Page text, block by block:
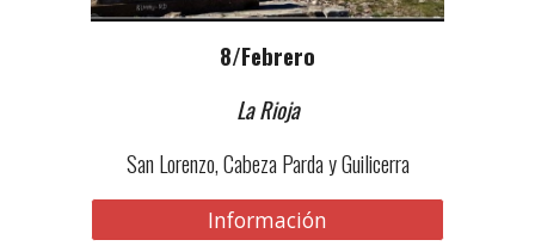
8/Febrero
La Rioja
San Lorenzo, Cabeza Parda y Guilicerra
Información